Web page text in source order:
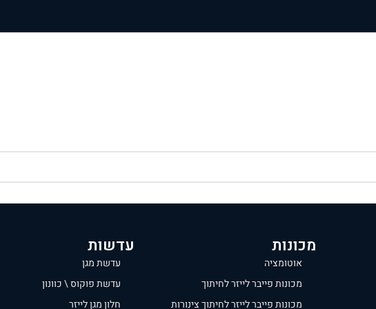
מכונות
אוטומציה
מכונות פייבר לייזר לחיתוך
מכונות פייבר לייזר לחיתוך צינורות
עדשות
עדשת מגן
עדשת פוקוס \ כוונון
חלון מגן לייזר